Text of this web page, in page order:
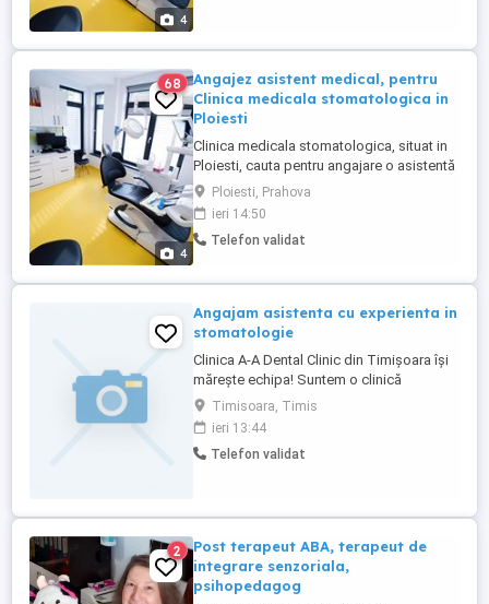
4
4
68
Angajez asistent medical, pentru
Clinica medicala stomatologica in
Ploiesti
Clinica medicala stomatologica, situat in
Ploiesti, cauta pentru angajare o asistentă
medicală. Solicitarile noastre sunt :
responsabilitate, flexibilitate, capacitate
de a lucra în echipă, trebuind o minima
experienta in domeniul stomatologic.
Membru in Ordinul ...
Ploiesti, Prahova
ieri 14:50
Telefon validat
Angajam asistenta cu experienta in
stomatologie
Clinica A-A Dental Clinic din Timișoara își
mărește echipa! Suntem o clinică
modernă, aflată chiar în zona centrală, și
căutăm o asistentă stomatologică
dedicată și entuziastă, care să ne ajute să
oferim pacienților noștri cele mai bune
Timisoara, Timis
ieri 13:44
Telefon validat
2
Post terapeut ABA, terapeut de
integrare senzoriala,
psihopedagog